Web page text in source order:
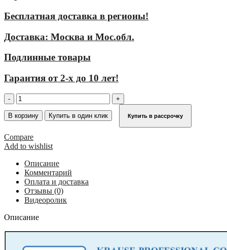
Бесплатная доставка в регионы!
Доставка: Москва и Мос.обл.
Подлинные товары
Гарантия от 2-х до 10 лет!
Количество
товара
Шахтная
KRAUSE
(нержавеющая
сталь)
ширина
440
мм
9
перекладины
816207
В корзину Купить в один клик Купить в рассрочку
Compare
Add to wishlist
Описание
Комментарий
Оплата и доставка
Отзывы (0)
Видеоролик
Описание